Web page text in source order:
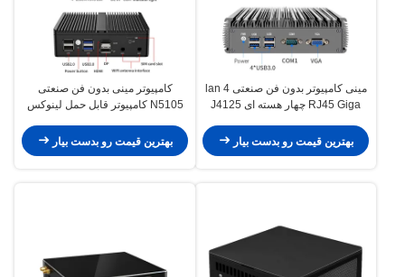
مینی کامپیوتر بدون فن صنعتی 4 lan
RJ45 Giga چهار هسته ای J4125
بدون فن
بهترین قیمت رو بدست بیار
کامپیوتر مینی بدون فن صنعتی
N5105 کامپیوتر قابل حمل لینوکس
بهترین قیمت رو بدست بیار